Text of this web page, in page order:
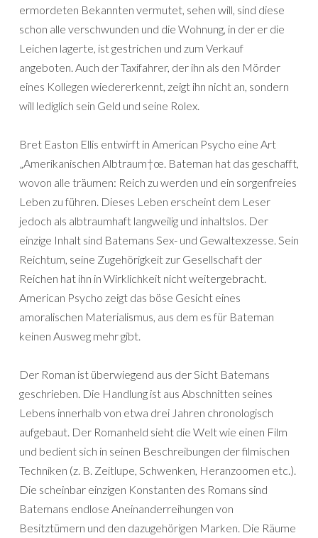
ermordeten Bekannten vermutet, sehen will, sind diese
schon alle verschwunden und die Wohnung, in der er die
Leichen lagerte, ist gestrichen und zum Verkauf
angeboten. Auch der Taxifahrer, der ihn als den Mörder
eines Kollegen wiedererkennt, zeigt ihn nicht an, sondern
will lediglich sein Geld und seine Rolex.
Bret Easton Ellis entwirft in American Psycho eine Art
„Amerikanischen Albtraum†œ. Bateman hat das geschafft,
wovon alle träumen: Reich zu werden und ein sorgenfreies
Leben zu führen. Dieses Leben erscheint dem Leser
jedoch als albtraumhaft langweilig und inhaltslos. Der
einzige Inhalt sind Batemans Sex- und Gewaltexzesse. Sein
Reichtum, seine Zugehörigkeit zur Gesellschaft der
Reichen hat ihn in Wirklichkeit nicht weitergebracht.
American Psycho zeigt das böse Gesicht eines
amoralischen Materialismus, aus dem es für Bateman
keinen Ausweg mehr gibt.
Der Roman ist überwiegend aus der Sicht Batemans
geschrieben. Die Handlung ist aus Abschnitten seines
Lebens innerhalb von etwa drei Jahren chronologisch
aufgebaut. Der Romanheld sieht die Welt wie einen Film
und bedient sich in seinen Beschreibungen der filmischen
Techniken (z. B. Zeitlupe, Schwenken, Heranzoomen etc.).
Die scheinbar einzigen Konstanten des Romans sind
Batemans endlose Aneinanderreihungen von
Besitztümern und den dazugehörigen Marken. Die Räume